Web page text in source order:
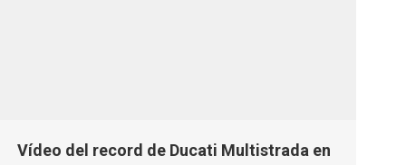
Vídeo del record de Ducati Multistrada en